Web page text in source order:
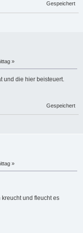
Gespeichert
»
und die hier beisteuert.
Gespeichert
»
und fleucht es